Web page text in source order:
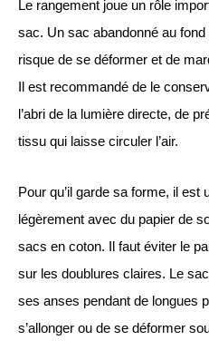
Le rangement joue un rôle
sac. Un sac abandonné au fond
risque de se déformer et de
Il est recommandé de le
l’abri de la lumière directe, de
tissu qui laisse circuler l’air.
Pour qu’il garde sa forme, il est
légèrement avec du papier de
sacs en coton. Il faut éviter le
sur les doublures claires. Le
ses anses pendant de longues
s’allonger ou de se déformer